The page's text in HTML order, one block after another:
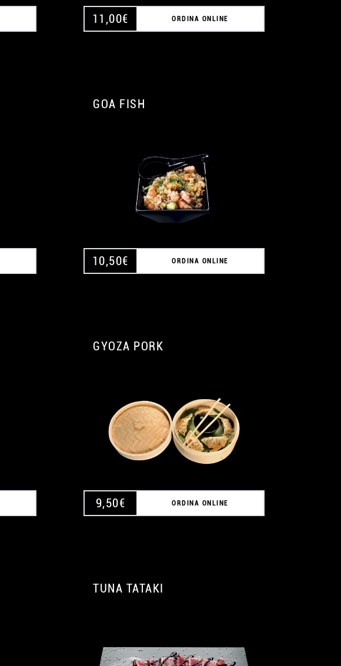
11,00€ ORDINA ONLINE
GOA FISH
10,50€ ORDINA ONLINE
GYOZA PORK
9,50€ ORDINA ONLINE
TUNA TATAKI